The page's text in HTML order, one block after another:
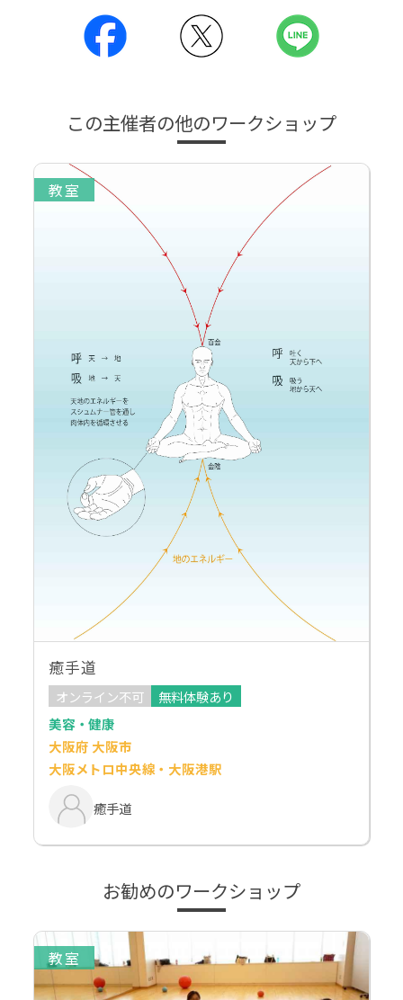
この主催者の他のワークショップ
教室
癒手道
オンライン不可
無料体験あり
美容・健康
大阪府 大阪市
大阪メトロ中央線・大阪港駅
癒手道
お勧めのワークショップ
教室